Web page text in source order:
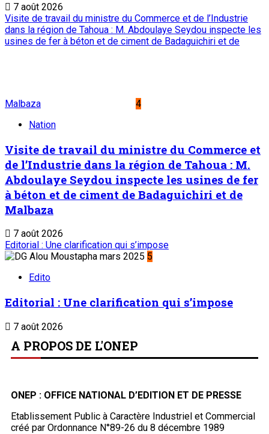
7 août 2026
Visite de travail du ministre du Commerce et de l’Industrie
dans la région de Tahoua : M. Abdoulaye Seydou inspecte les
usines de fer à béton et de ciment de Badaguichiri et de
Malbaza
4
Nation
Visite de travail du ministre du Commerce et
de l’Industrie dans la région de Tahoua : M.
Abdoulaye Seydou inspecte les usines de fer
à béton et de ciment de Badaguichiri et de
Malbaza
7 août 2026
Editorial : Une clarification qui s’impose
5
Edito
Editorial : Une clarification qui s’impose
7 août 2026
A PROPOS DE L'ONEP
ONEP : OFFICE NATIONAL D’EDITION ET DE PRESSE
Etablissement Public à Caractère Industriel et Commercial
créé par Ordonnance N°89-26 du 8 décembre 1989